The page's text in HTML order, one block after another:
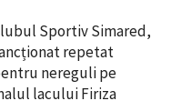
Sportiv Simared,
repetat
nereguli pe
lacului Firiza